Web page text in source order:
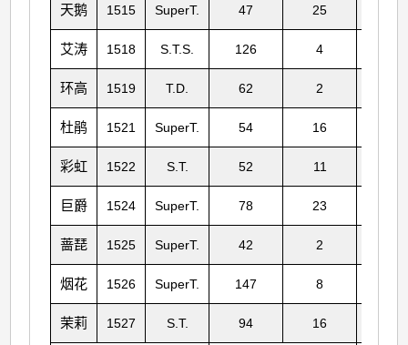
天鹅 1515 SuperT. 47 25
艾涛 1518 S.T.S. 126 4
环高 1519 T.D. 62 2
杜鹃 1521 SuperT. 54 16
彩虹 1522 S.T. 52 11
巨爵 1524 SuperT. 78 23
蔷琵 1525 SuperT. 42 2
烟花 1526 SuperT. 147 8
茉莉 1527 S.T. 94 16